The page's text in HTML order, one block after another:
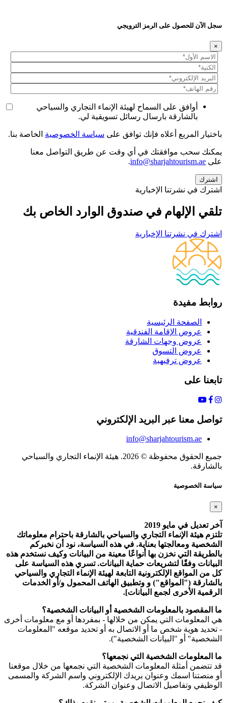
سجل الآن للحصول على الرمز الترويجي
×
أوافق على السماح لهيئة الإنماء التجاري والسياحي
بالشارقة بارسال رسائل تسويقية لي.
باختيار المربع أعلاه فإنك توافق على سياسة الخصوصية الخاصة بنا.
يمكنك سحب موافقتك في أي وقت عن طريق التواصل معنا
على info@sharjahtourism.ae
.
اشترك في نشرتنا الإخبارية
تلقي الإلهام في صندوق الوارد الخاص بك
اشترك في نشرتنا الإخبارية
روابط مفيدة
الصفحة الرئيسية
عروض الإقامة الفندقية
عروض وجهات الشارقة
عروض التسوق
عروض ترفيهية
تابعنا على
تواصل معنا عبر البريد الإلكتروني
info@sharjahtourism.ae
جميع الحقوق محفوظة © 2026. هيئة الإنماء التجاري والسياحي
بالشارقة.
سياسة الخصوصية
×
آخر تعديل في مايو 2019
تلتزم هيئة الإنماء التجاري والسياحي بالشارقة باحترام معلوماتك
الشخصية ومعالجتها بعناية. في هذه السياسة، نود أن نخبركم
بالطريقة التي نخزن بها أنواعًا معينة من البيانات وكيف نستخدم هذه
البيانات وفقًا لتشريعات حماية البيانات. تسري هذه السياسة على
كل من المواقع الإلكترونية التابعة لهيئة الإنماء التجاري والسياحي
بالشارقة ("المواقع") و وتطبيق الهاتف المحمول و/أو الخدمات
الرقمية الأخرى لجمع البيانات].
ما المقصود بالمعلومات الشخصية أو البيانات الشخصية؟
هي المعلومات التي يمكن من خلالها - بمفردها أو مع معلومات أخرى
- تحديد هوية شخص ما أو الاتصال به أو تحديد موقعه "المعلومات
الشخصية" أو "البيانات الشخصية").
ما المعلومات الشخصية التي نجمعها؟
قد تتضمن أمثلة المعلومات الشخصية التي نجمعها من خلال موقعنا
أو منصتنا اسمك وعنوان بريدك الإلكتروني واسم الشركة والمسمى
الوظيفي وتفاصيل الاتصال وعنوان الشركة.